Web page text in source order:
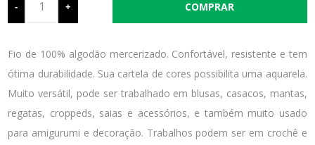
- +
Fio de 100% algodão mercerizado. Confortável, resistente e tem
ótima durabilidade. Sua cartela de cores possibilita uma aquarela.
Muito versátil, pode ser trabalhado em blusas, casacos, mantas,
regatas, croppeds, saias e acessórios, e também muito usado
para amigurumi e decoração. Trabalhos podem ser em crochê e